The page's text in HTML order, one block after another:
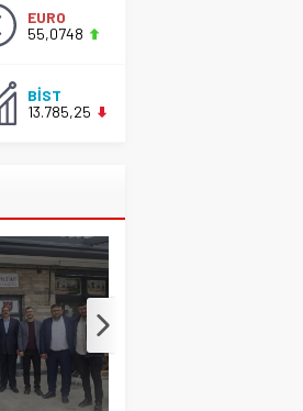
17:42
EURO
55,0748
BİST
13.785,25